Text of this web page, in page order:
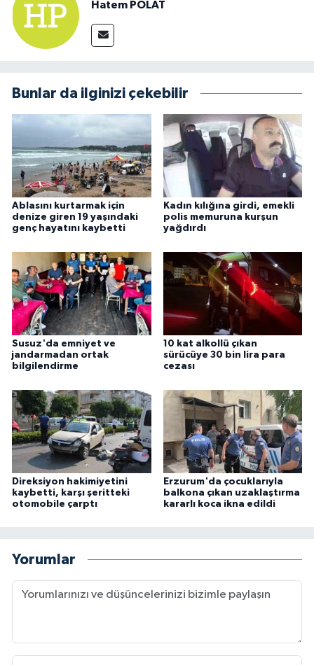
Hatem POLAT
Bunlar da ilginizi çekebilir
Ablasını kurtarmak için
denize giren 19 yaşındaki
genç hayatını kaybetti
Kadın kılığına girdi, emekli
polis memuruna kurşun
yağdırdı
Susuz'da emniyet ve
jandarmadan ortak
bilgilendirme
10 kat alkollü çıkan
sürücüye 30 bin lira para
cezası
Direksiyon hakimiyetini
kaybetti, karşı şeritteki
otomobile çarptı
Erzurum'da çocuklarıyla
balkona çıkan uzaklaştırma
kararlı koca ikna edildi
Yorumlar